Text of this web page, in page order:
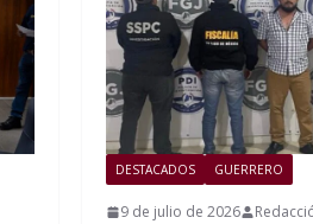
DESTACADOS GUERRERO
9 de julio de 2026